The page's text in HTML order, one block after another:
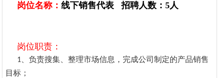
岗位名称： 线下销售代表 招聘人数：5人
岗位职责：
1、负责搜集、整理市场信息，完成公司制定的产品销售
目标；